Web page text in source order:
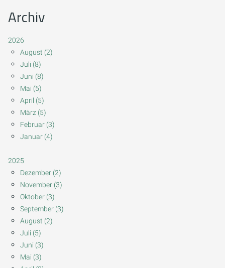
Archiv
2026
August (2)
Juli (8)
Juni (8)
Mai (5)
April (5)
März (5)
Februar (3)
Januar (4)
2025
Dezember (2)
November (3)
Oktober (3)
September (3)
August (2)
Juli (5)
Juni (3)
Mai (3)